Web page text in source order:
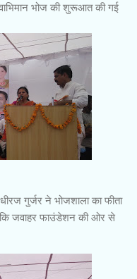
भोज की शुरूआत की गई
गुर्जर ने भोजशाला का फीता
जवाहर फाउंडेशन की ओर से